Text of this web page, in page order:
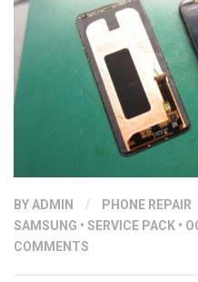
BYADMIN / PHONE REPAIR
SAMSUNG • SERVICE PACK •
COMMENTS